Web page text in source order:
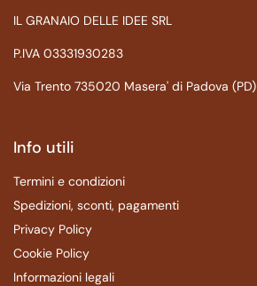
IL GRANAIO DELLE IDEE SRL
P.IVA 03331930283
Via Trento 735020 Masera' di Padova (PD)
Info utili
Termini e condizioni
Spedizioni, sconti, pagamenti
Privacy Policy
Cookie Policy
Informazioni legali